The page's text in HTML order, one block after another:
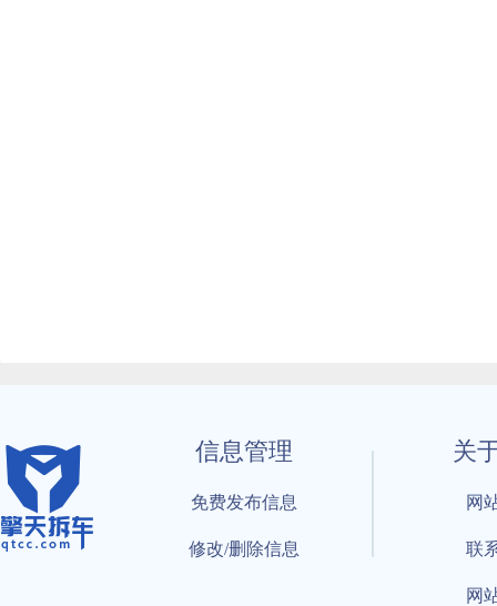
信息管理
免费发布信息
修改/删除信息
关
网
联
网